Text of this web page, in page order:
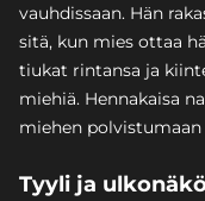
vauhdissaan. Hän
sitä, kun mies ottaa
tiukat rintansa ja
miehiä. Hennakaisa
miehen polvistumaan
Tyyli ja